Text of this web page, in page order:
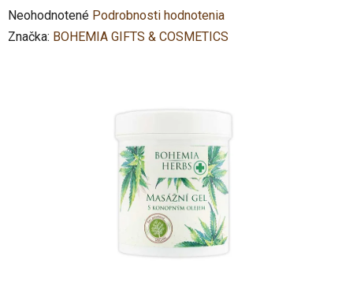
Priemerné
hodnotenie
Neohodnotené Podrobnosti hodnotenia
Značka: BOHEMIA GIFTS & COSMETICS